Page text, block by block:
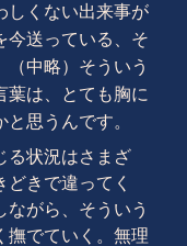
しくない出来事が
今送っている、そ
（中略）そういう
葉は、とても胸に
思うんです。
る状況はさまざ
きで違ってく
ながら、そういう
撫でていく。無理